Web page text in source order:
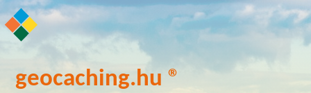
geocaching.hu ®